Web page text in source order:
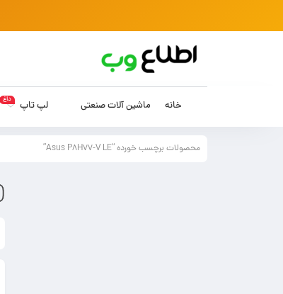
خانه ماشین آلات صنعتی لپ تاپ داغ
محصولات برچسب خورده “Asus P8H77-V LE”